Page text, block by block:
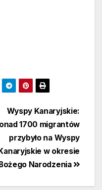
Wyspy Kanaryjskie:
1700 migrantów
przybyło na Wyspy
w okresie
Narodzenia